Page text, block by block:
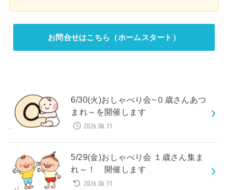
お問合せはこちら（ホームスタート）
6/30(火)おしゃべり会~０歳さんあつ
まれ～を開催します
2026.06.11
5/29(金)おしゃべり会 １歳さん集ま
れ～！ 開催します
2026.06.11